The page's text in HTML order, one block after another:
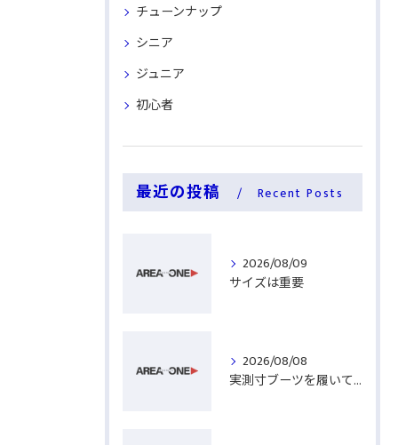
チューンナップ
シニア
ジュニア
初心者
最近の投稿 Recent Posts
2026/08/09
サイズは重要
2026/08/08
実測寸ブーツを履いてみる